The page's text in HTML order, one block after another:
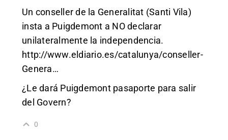
Un conseller de la Generalitat (Santi Vila)
insta a Puigdemont a NO declarar
unilateralmente la independencia.
http://www.eldiario.es/catalunya/conseller-
Genera…
¿Le dará Puigdemont pasaporte para salir
del Govern?
0